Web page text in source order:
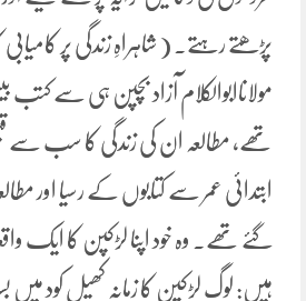
مولاناابوالکلام آزاد بچپن ہی سے
تھے، مطالعہ ان کی زندگی کا سب سے
ابتدائی عمر سے کتابوں کے رسیا اور
گئے تھے. وہ خود اپنا لڑکپن کا ایک
ہیں: لوگ لڑکپن کا زمانہ کھیل کود میں